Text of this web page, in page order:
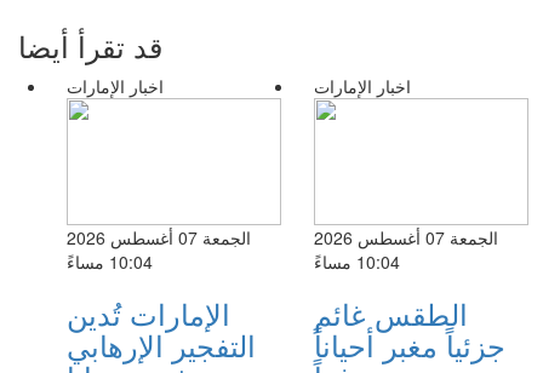
قد تقرأ أيضا
اخبار الإمارات
الجمعة 07 أغسطس 2026
10:04 مساءً
الإمارات تُدين
التفجير الإرهابي
اخبار الإمارات
الجمعة 07 أغسطس 2026
10:04 مساءً
الطقس غائم
جزئياً مغبر أحياناً